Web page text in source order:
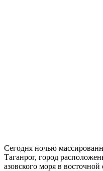
Сегодня ночью
Таганрог, город
азовского моря в восточной